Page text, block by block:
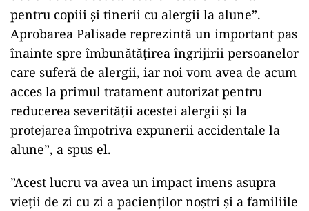
pentru copiii şi tinerii cu alergii la alune”.
Aprobarea Palisade reprezintă un important pas
înainte spre îmbunătăţirea îngrijirii persoanelor
care suferă de alergii, iar noi vom avea de acum
acces la primul tratament autorizat pentru
reducerea severităţii acestei alergii şi la
protejarea împotriva expunerii accidentale la
alune”, a spus el.
”Acest lucru va avea un impact imens asupra
vieţii de zi cu zi a pacienţilor noştri şi a familiile